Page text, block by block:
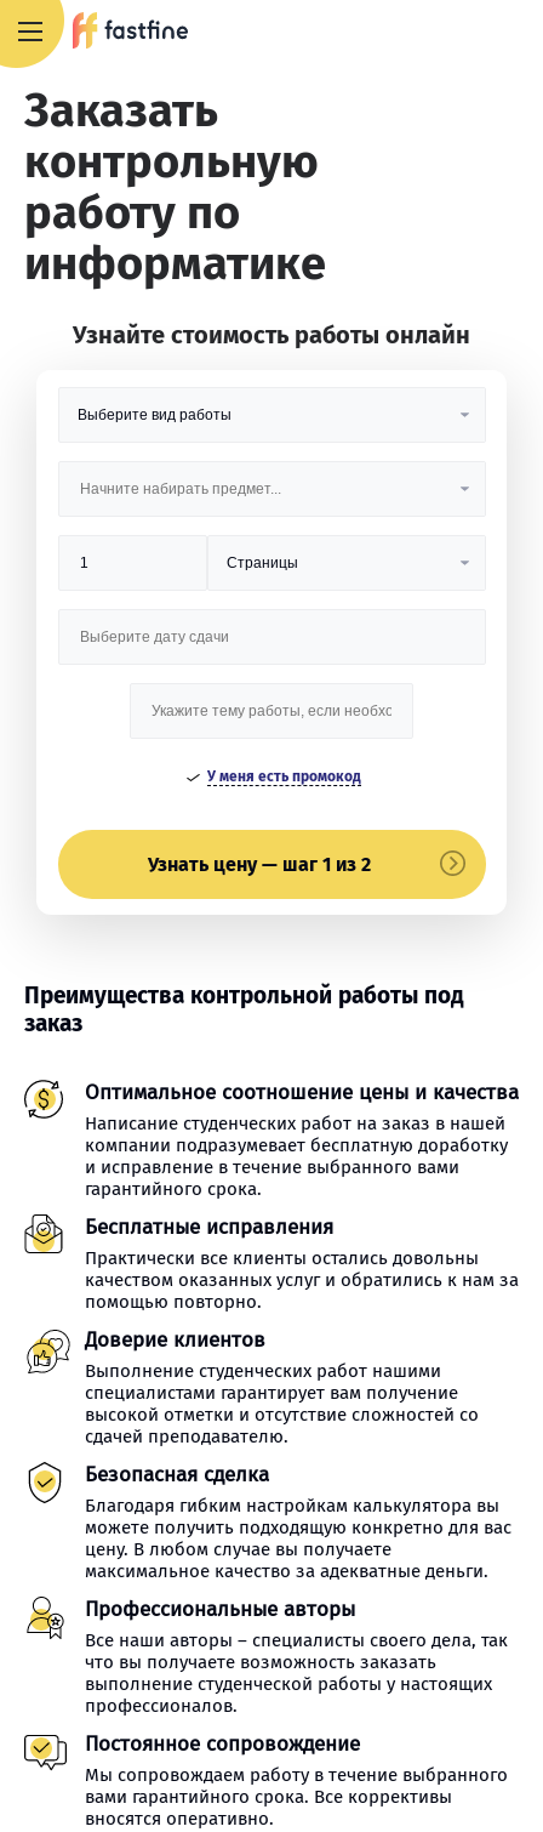
Заказать
контрольную
работу по
информатике
Узнайте стоимость работы онлайн
У меня есть промокод
Узнать цену — шаг 1 из 2
Преимущества контрольной работы под
заказ
Оптимальное соотношение цены и качества
Написание студенческих работ на заказ в нашей
компании подразумевает бесплатную доработку
и исправление в течение выбранного вами
гарантийного срока.
Бесплатные исправления
Практически все клиенты остались довольны
качеством оказанных услуг и обратились к нам за
помощью повторно.
Доверие клиентов
Выполнение студенческих работ нашими
специалистами гарантирует вам получение
высокой отметки и отсутствие сложностей со
сдачей преподавателю.
Безопасная сделка
Благодаря гибким настройкам калькулятора вы
можете получить подходящую конкретно для вас
цену. В любом случае вы получаете
максимальное качество за адекватные деньги.
Профессиональные авторы
Все наши авторы – специалисты своего дела, так
что вы получаете возможность заказать
выполнение студенческой работы у настоящих
профессионалов.
Постоянное сопровождение
Мы сопровождаем работу в течение выбранного
вами гарантийного срока. Все коррективы
вносятся оперативно.